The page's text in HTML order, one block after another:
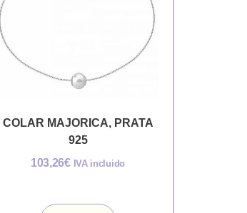
COLAR MAJORICA, PRATA
925
103,26€ IVA incluido